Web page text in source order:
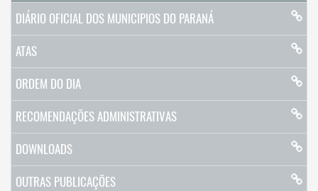
DIÁRIO OFICIAL DOS MUNICIPIOS DO PARANÁ
ATAS
ORDEM DO DIA
RECOMENDAÇÕES ADMINISTRATIVAS
DOWNLOADS
OUTRAS PUBLICAÇÕES